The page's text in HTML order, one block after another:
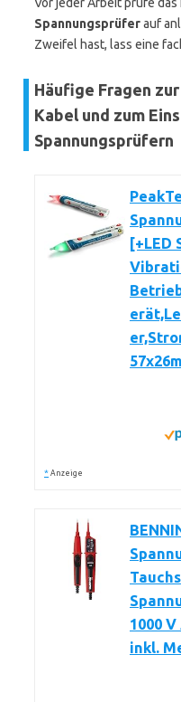
Spannungsprüferauf
Zweifel hast, lass eine
Häufige Fragen
Kabel und zum
Spannungsprüfern
[+LED
* Anzeige
1000
inkl.